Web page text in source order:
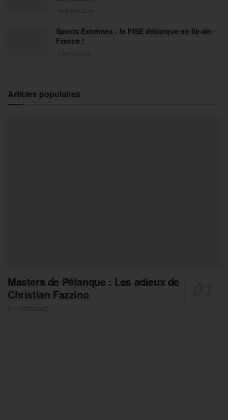
Sports Extrêmes : le FISE débarque en Ile-de-
France !
Articles populaires
Masters de Pétanque : Les adieux de
Christian Fazzino